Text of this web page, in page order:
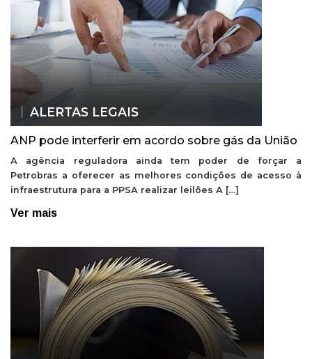
ALERTAS LEGAIS
ANP pode interferir em acordo sobre gás da União
A agência reguladora ainda tem poder de forçar a
Petrobras a oferecer as melhores condições de acesso à
infraestrutura para a PPSA realizar leilões A […]
Ver mais